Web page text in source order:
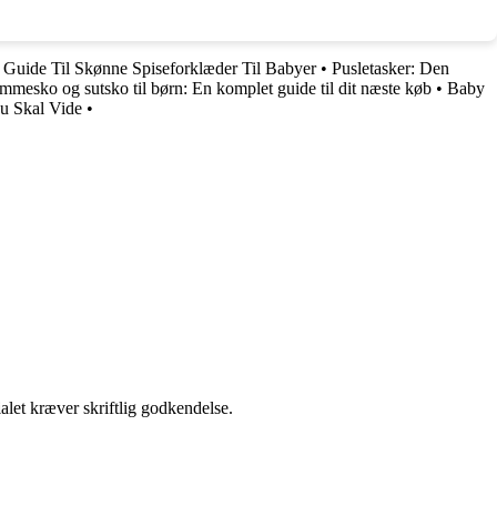
Til Skønne Spiseforklæder Til Babyer• Pusletasker: Den
og sutsko til børn: En komplet guide til dit næste køb • Baby
Skal Vide •
kræver skriftlig godkendelse.